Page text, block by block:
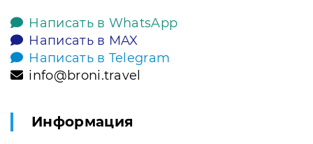
Написать в WhatsApp
Написать в MAX
Написать в Telegram
info@broni.travel
Информация